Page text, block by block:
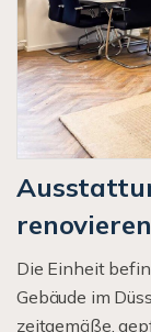
renovieren
Die Einheit
Gebäude im
zeitgemäße,